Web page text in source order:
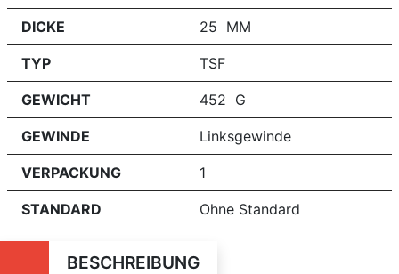
DICKE 25 MM
TYP TSF
GEWICHT 452 G
GEWINDE Linksgewinde
VERPACKUNG 1
STANDARD Ohne Standard
BESCHREIBUNG